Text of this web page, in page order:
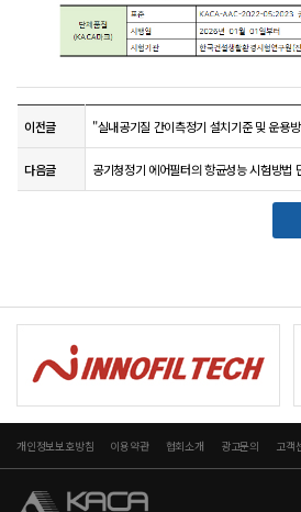
이전글 "실내공기질 간이측정기 설치기준 및 운용
다음글 공기청정기 에어필터의 항균성능 시험방법
개인정보보호방침 이용약관 협회소개 광고문의 고객